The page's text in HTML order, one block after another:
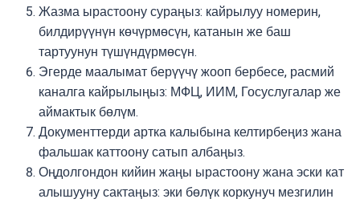
Жазма ырастоону сураңыз: кайрылуу номерин,
билдирүүнүн көчүрмөсүн, катанын же баш
тартуунун түшүндүрмөсүн.
Эгерде маалымат берүүчү жооп бербесе, расмий
каналга кайрылыңыз: МФЦ, ИИМ, Госуслугалар же
аймактык бөлүм.
Документтерди артка калыбына келтирбеңиз жана
фальшак каттоону сатып албаңыз.
Оңдолгондон кийин жаңы ырастоону жана эски кат
алышууну сактаңыз: эки бөлүк коркунуч мезгилин